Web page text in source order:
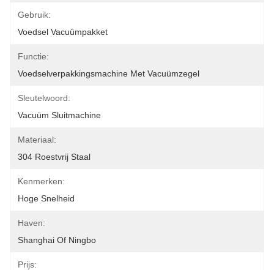
Gebruik:
Voedsel Vacuümpakket
Functie:
Voedselverpakkingsmachine Met Vacuümzegel
Sleutelwoord:
Vacuüm Sluitmachine
Materiaal:
304 Roestvrij Staal
Kenmerken:
Hoge Snelheid
Haven:
Shanghai Of Ningbo
Prijs: